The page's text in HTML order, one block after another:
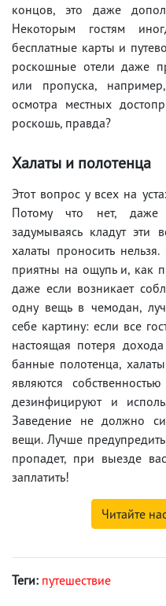
концов, это даже
Некоторым гостям
бесплатные карты и
роскошные отели даже
или пропуска,
осмотра местных
роскошь, правда?
Халаты и полотенца
Этот вопрос у всех на
Потому что нет,
задумываясь кладут
халаты проносить
приятны на ощупь и, как
даже если возникает
одну вещь в чемодан,
себе картину: если все
настоящая потеря
банные полотенца,
являются
дезинфицируют и
Заведение не должно
вещи. Лучше
пропадет, при выезде
заплатить!
Читайте
Теги: путешествие